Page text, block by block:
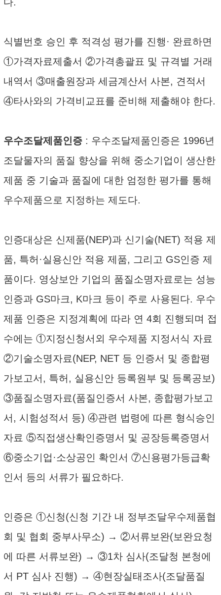
식별번호 승인 후 적격성 평가를 진행· 완료하면
①가격자료제출서 ②가격총괄표 및 규격별 거래
내역서 ③매출원장과 세금계산서 사본, 견적서
④타사와의 가격비교표를 준비해 제출해야 한다.
우수조달제품인증 : 우수조달제품인증은 1996년
조달물자의 품질 향상을 위해 중소기업이 생산한
제품 중 기술과 품질에 대한 엄정한 평가를 통해
우수제품으로 지정하는 제도다.
인증대상은 신제품(NEP)과 신기술(NET) 적용 제
품, 특허·실용신안 적용 제품, 그리고 GS인증 제
품이다. 영상보안 기업의 품질소명자료로는 성능
인증과 GS마크, K마크 등이 주로 사용된다. 우수
제품 인증은 지정계획에 따라 연 4회 진행되며 접
수에는 ①지정신청서외 우수제품 지정서식 자료
②기술소명자료(NEP, NET 등 인증서 및 종합평
가보고서, 특허, 실용신안 등록원부 및 등록공보)
③품질소명자료(품질인증서 사본, 종합평가보고
서, 시험성적서 등) ④관련 법령에 따른 형식승인
자료 ⑤직접생산확인증명서 및 공장등록증명서
⑥중소기업·소상공인 확인서 ⑦신용평가등급확
인서 등의 서류가 필요하다.
인증은 ①신청(신청 기간 내 정부조달우수제품협
회 및 협회 중부사무소) → ②서류보완(보완요청
에 따른 서류보완) → ③1차 심사(조달청 본청에
서 PT 심사 진행) → ④현장실태조사(조달품질